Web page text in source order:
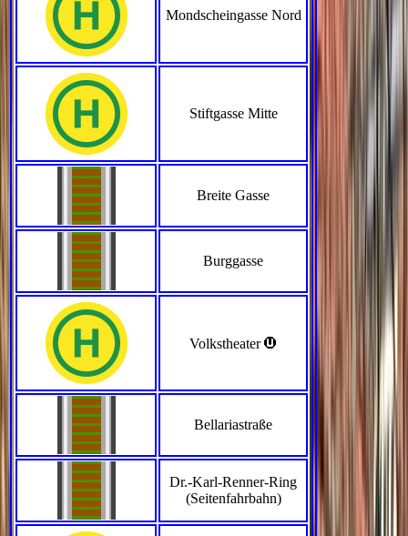
Mondscheingasse Nord
Stiftgasse Mitte
Breite Gasse
Burggasse
Volkstheater>
Bellariastraße
Dr.-Karl-Renner-Ring
(Seitenfahrbahn)